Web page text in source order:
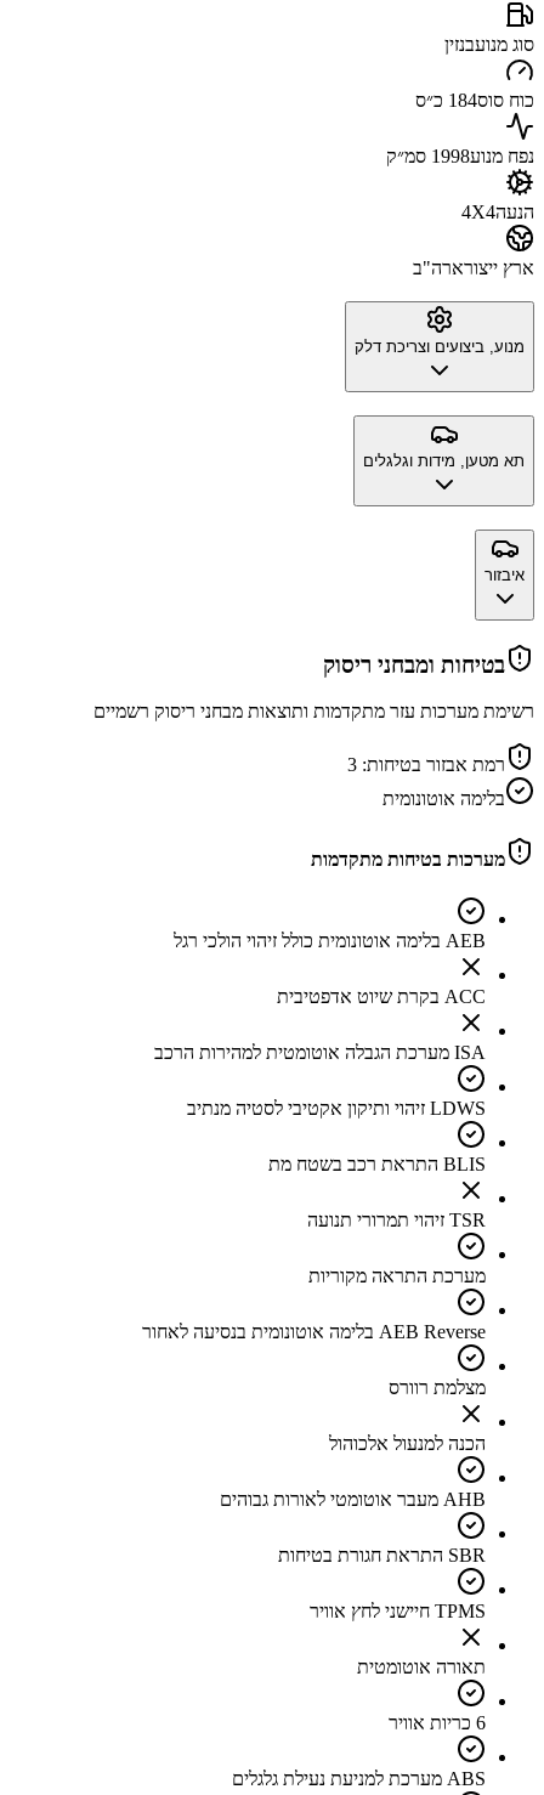
סוג מנועבנזין
כוח סוס184 כ״ס
נפח מנוע1998 סמ״ק
הנעה4X4
ארץ ייצורארה"ב
מנוע, ביצועים וצריכת דלק
תא מטען, מידות וגלגלים
איבזור
בטיחות ומבחני ריסוק
רשימת מערכות עזר מתקדמות ותוצאות מבחני ריסוק רשמיים
רמת אבזור בטיחות: 3
בלימה אוטונומית
מערכות בטיחות מתקדמות
AEB בלימה אוטונומית כולל זיהוי הולכי רגל
ACC בקרת שיוט אדפטיבית
ISA מערכת הגבלה אוטומטית למהירות הרכב
LDWS זיהוי ותיקון אקטיבי לסטיה מנתיב
BLIS התראת רכב בשטח מת
TSR זיהוי תמרורי תנועה
מערכת התראה מקוריות
AEB Reverse בלימה אוטונומית בנסיעה לאחור
מצלמת רוורס
הכנה למנעול אלכוהול
AHB מעבר אוטומטי לאורות גבוהים
SBR התראת חגורת בטיחות
TPMS חיישני לחץ אוויר
תאורה אוטומטית
6 כריות אוויר
ABS מערכת למניעת נעילת גלגלים